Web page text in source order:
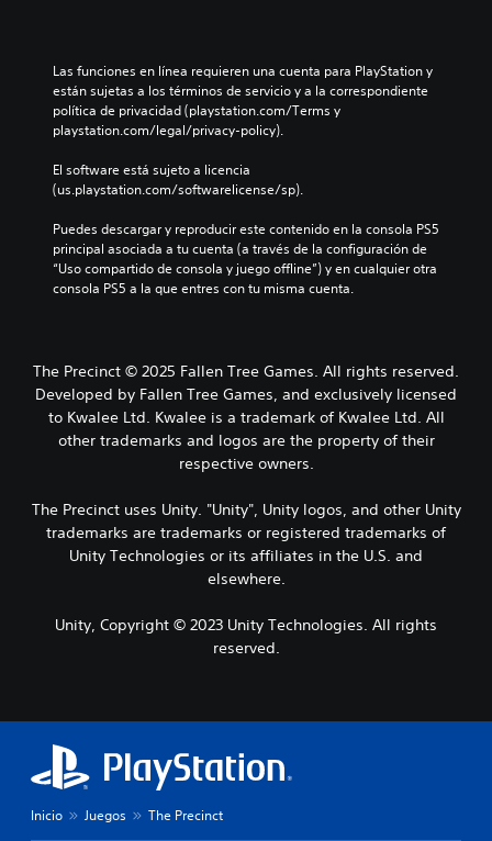
Las funciones en línea requieren una cuenta para PlayStation y
están sujetas a los términos de servicio y a la correspondiente
política de privacidad (playstation.com/Terms y
playstation.com/legal/privacy-policy).
El software está sujeto a licencia
(us.playstation.com/softwarelicense/sp).
Puedes descargar y reproducir este contenido en la consola PS5
principal asociada a tu cuenta (a través de la configuración de
“Uso compartido de consola y juego offline”) y en cualquier otra
consola PS5 a la que entres con tu misma cuenta.
The Precinct © 2025 Fallen Tree Games. All rights reserved.
Developed by Fallen Tree Games, and exclusively licensed
to Kwalee Ltd. Kwalee is a trademark of Kwalee Ltd. All
other trademarks and logos are the property of their
respective owners.
The Precinct uses Unity. "Unity", Unity logos, and other Unity
trademarks are trademarks or registered trademarks of
Unity Technologies or its affiliates in the U.S. and
elsewhere.
Unity, Copyright © 2023 Unity Technologies. All rights
reserved.
Inicio Juegos The Precinct